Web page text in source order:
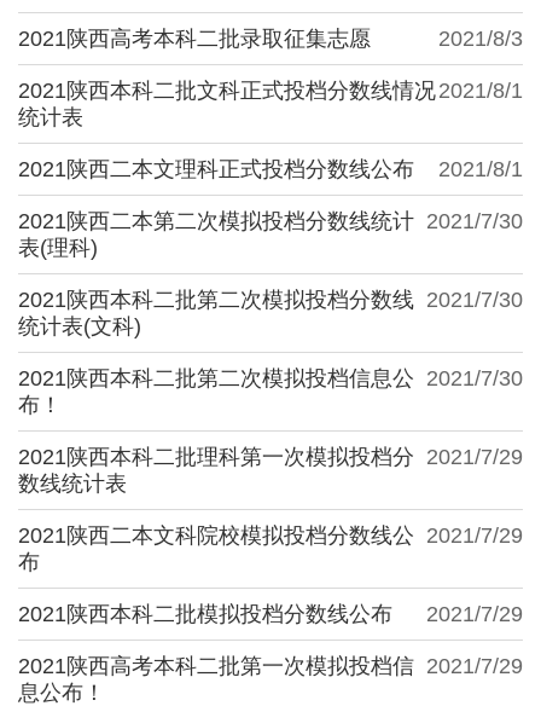
2021/8/3
2021陕西高考本科二批录取征集志愿
2021/8/1
2021陕西本科二批文科正式投档分数线情况
统计表
2021/8/1
2021陕西二本文理科正式投档分数线公布
2021/7/30
2021陕西二本第二次模拟投档分数线统计
表(理科)
2021/7/30
2021陕西本科二批第二次模拟投档分数线
统计表(文科)
2021/7/30
2021陕西本科二批第二次模拟投档信息公
布！
2021/7/29
2021陕西本科二批理科第一次模拟投档分
数线统计表
2021/7/29
2021陕西二本文科院校模拟投档分数线公
布
2021/7/29
2021陕西本科二批模拟投档分数线公布
2021/7/29
2021陕西高考本科二批第一次模拟投档信
息公布！